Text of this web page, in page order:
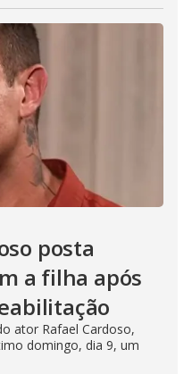
posta
a filha após
ator Rafael Cardoso,
domingo, dia 9, um